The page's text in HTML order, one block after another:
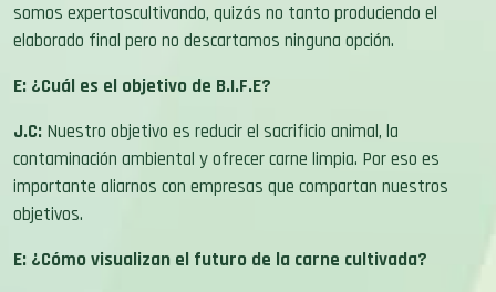
somos expertoscultivando, quizás no tanto produciendo el
elaborado final pero no descartamos ninguna opción.
E: ¿Cuál es el objetivo de B.I.F.E?
J.C: Nuestro objetivo es reducir el sacrificio animal, la
contaminación ambiental y ofrecer carne limpia. Por eso es
importante aliarnos con empresas que compartan nuestros
objetivos.
E: ¿Cómo visualizan el futuro de la carne cultivada?